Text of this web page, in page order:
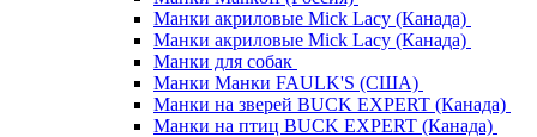
Манки акриловые Mick Lacy (Канада)
Манки акриловые Mick Lacy (Канада)
Манки для собак
Манки Манки FAULK'S (США)
Манки на зверей BUCK EXPERT (Канада)
Манки на птиц BUCK EXPERT (Канада)